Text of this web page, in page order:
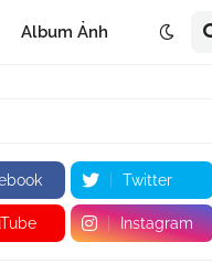
Album Ảnh
Twitter
Instagram